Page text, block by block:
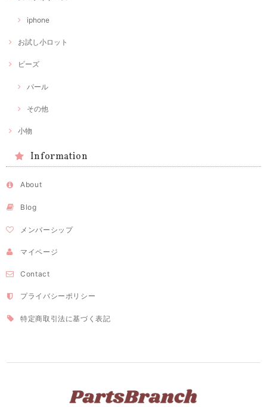
iphone
お試し小ロット
ビーズ
パール
その他
小物
Information
About
Blog
メンバーシップ
マイページ
Contact
プライバシーポリシー
特定商取引法に基づく表記